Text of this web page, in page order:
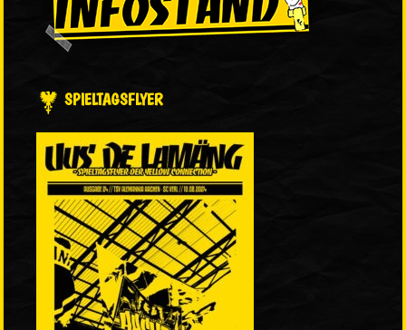
SPIELTAGSFLYER